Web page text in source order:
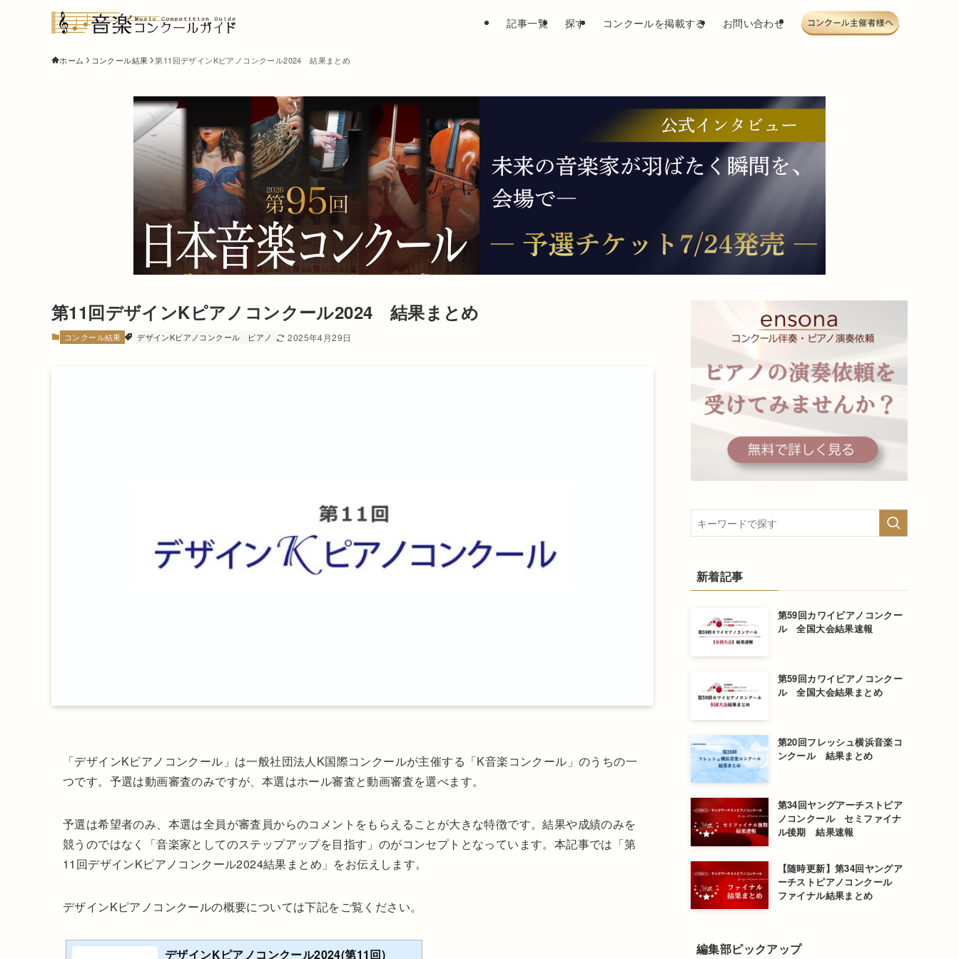
記事一覧 探す コンクールを掲載する お問い合わせ
ホーム コンクール結果 第11回デザインKピアノコンクール2024 結果まとめ
第11回デザインKピアノコンクール2024 結果まとめ
コンクール結果 デザインKピアノコンクール ピアノ 2025年4月29日
「デザインKピアノコンクール」は一般社団法人K国際コンクールが主催する「K音楽コンクール」のうちの一
つです。予選は動画審査のみですが、本選はホール審査と動画審査を選べます。
予選は希望者のみ、本選は全員が審査員からのコメントをもらえることが大きな特徴です。結果や成績のみを
競うのではなく「音楽家としてのステップアップを目指す」のがコンセプトとなっています。本記事では「第
11回デザインKピアノコンクール2024結果まとめ」をお伝えします。
デザインKピアノコンクールの概要については下記をご覧ください。
デザインKピアノコンクール2024(第11回)
新着記事
第59回カワイピアノコンクー
ル 全国大会結果速報
第59回カワイピアノコンクー
ル 全国大会結果まとめ
第20回フレッシュ横浜音楽コ
ンクール 結果まとめ
第34回ヤングアーチストピア
ノコンクール セミファイナ
ル後期 結果速報
【随時更新】第34回ヤングア
ーチストピアノコンクール
ファイナル結果まとめ
編集部ピックアップ